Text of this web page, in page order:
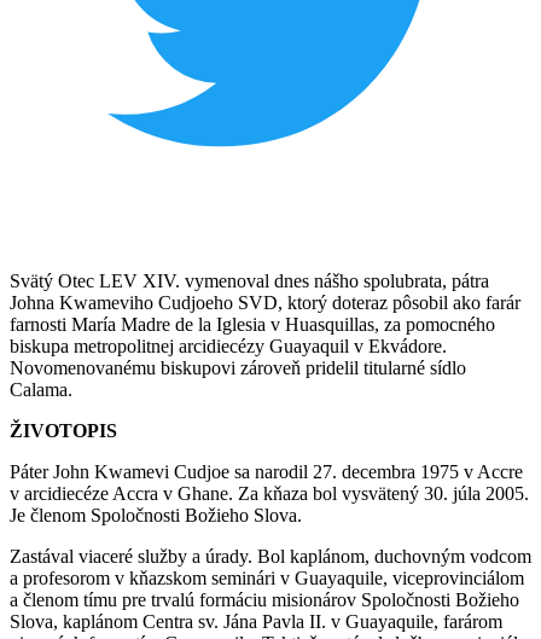
Svätý Otec LEV XIV. vymenoval dnes nášho spolubrata, pátra
Johna Kwameviho Cudjoeho SVD, ktorý doteraz pôsobil ako farár
farnosti María Madre de la Iglesia v Huasquillas, za pomocného
biskupa metropolitnej arcidiecézy Guayaquil v Ekvádore.
Novomenovanému biskupovi zároveň pridelil titularné sídlo
Calama.
ŽIVOTOPIS
Páter John Kwamevi Cudjoe sa narodil 27. decembra 1975 v Accre
v arcidiecéze Accra v Ghane. Za kňaza bol vysvätený 30. júla 2005.
Je členom Spoločnosti Božieho Slova.
Zastával viaceré služby a úrady. Bol kaplánom, duchovným vodcom
a profesorom v kňazskom seminári v Guayaquile, viceprovinciálom
a členom tímu pre trvalú formáciu misionárov Spoločnosti Božieho
Slova, kaplánom Centra sv. Jána Pavla II. v Guayaquile, farárom